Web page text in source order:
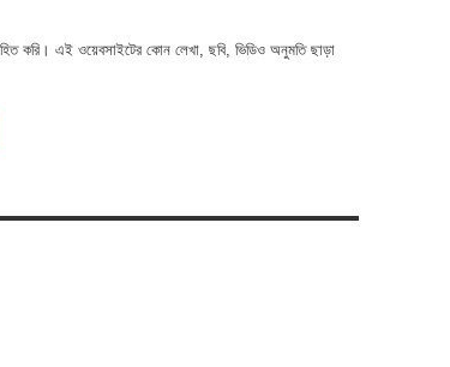
করি। এই ওয়েবসাইটের কোন লেখা, ছবি, ভিডিও অনুমতি ছাড়া